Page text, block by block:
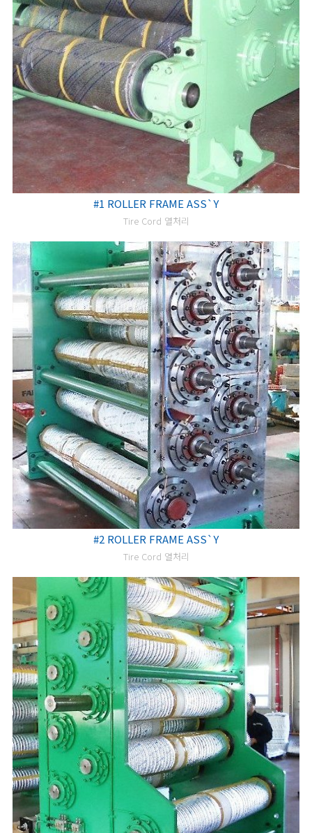
#1 ROLLER FRAME ASS`Y
Tire Cord 열처리
#2 ROLLER FRAME ASS`Y
Tire Cord 열처리